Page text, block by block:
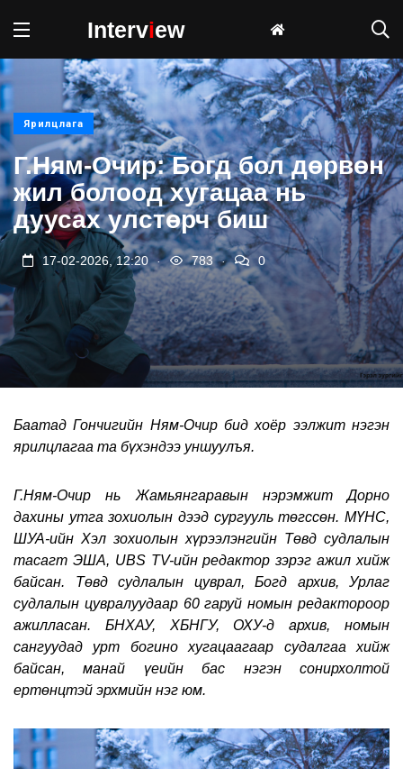
Interview
Ярилцлага
Г.Ням-Очир: Богд бол дөрвөн
жил болоод хугацаа нь
дуусах улстөрч биш
17-02-2026, 12:20 . 783 . 0
Баатад Гончигийн Ням-Очир бид хоёр ээлжит нэгэн
ярилцлагаа та бүхэндээ уншуулъя.
Г.Ням-Очир нь Жамьянгаравын нэрэмжит Дорно
дахины утга зохиолын дээд сургууль төгссөн. МҮНС,
ШУА-ийн Хэл зохиолын хүрээлэнгийн Төвд судлалын
тасагт ЭША, UBS TV-ийн редактор зэрэг ажил хийж
байсан. Төвд судлалын цуврал, Богд архив, Урлаг
судлалын цувралуудаар 60 гаруй номын редактороор
ажилласан. БНХАУ, ХБНГУ, ОХУ-д архив, номын
сангуудад урт богино хугацаагаар судалгаа хийж
байсан, манай үеийн бас нэгэн сонирхолтой
ертөнцтэй эрхмийн нэг юм.